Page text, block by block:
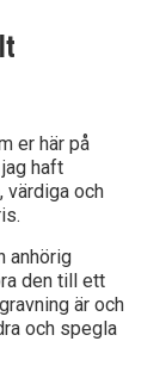
er här på
haft
värdiga och
anhörig
den till ett
är och
och spegla